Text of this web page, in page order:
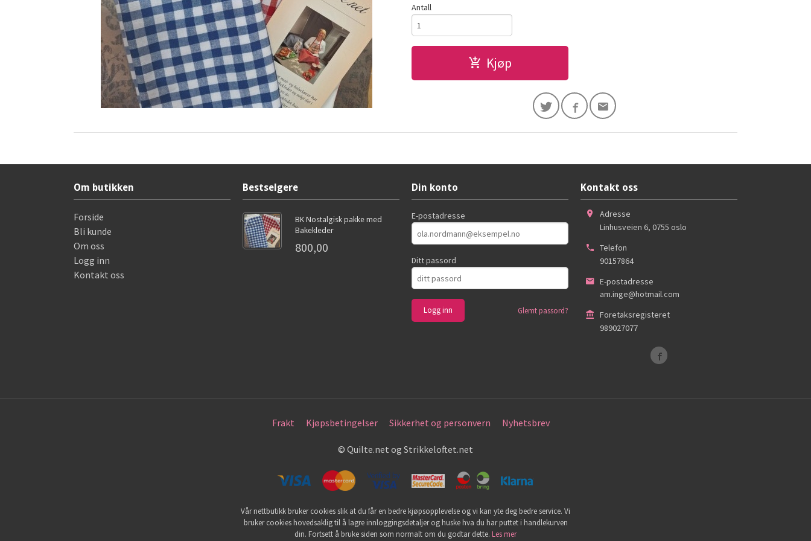
Antall
Kjøp
Om butikken
Forside
Bli kunde
Om oss
Logg inn
Kontakt oss
Bestselgere
BK Nostalgisk pakke med
Bakekleder
800,00
Din konto
E-postadresse
Ditt passord
Glemt passord?
Kontakt oss
Adresse
Linhusveien 6, 0755 oslo
Telefon
90157864
E-postadresse
am.inge@hotmail.com
Foretaksregisteret
989027077
Frakt Kjøpsbetingelser Sikkerhet og personvern Nyhetsbrev
© Quilte.net og Strikkeloftet.net
Vår nettbutikk bruker cookies slik at du får en bedre kjøpsopplevelse og vi kan yte deg bedre service. Vi
bruker cookies hovedsaklig til å lagre innloggingsdetaljer og huske hva du har puttet i handlekurven
din. Fortsett å bruke siden som normalt om du godtar dette. Les mer